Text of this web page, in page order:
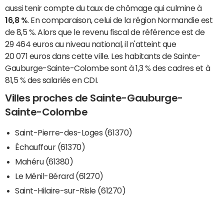
aussi tenir compte du taux de chômage qui culmine à
16,8 % . En comparaison, celui de la région Normandie est
de 8,5 %. Alors que le revenu fiscal de référence est de
29 464 euros au niveau national, il n'atteint que
20 071 euros dans cette ville. Les habitants de Sainte-
Gauburge-Sainte-Colombe sont à 1,3 % des cadres et à
81,5 % des salariés en CDI.
Villes proches de Sainte-Gauburge-
Sainte-Colombe
Saint-Pierre-des-Loges (61370)
Échauffour (61370)
Mahéru (61380)
Le Ménil-Bérard (61270)
Saint-Hilaire-sur-Risle (61270)